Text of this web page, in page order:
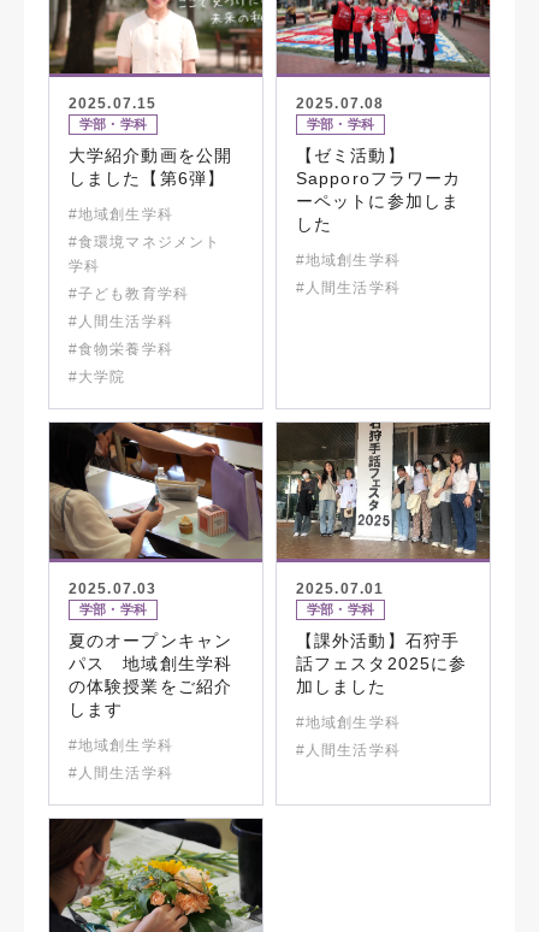
2025.07.15
学部・学科
大学紹介動画を公開
しました【第6弾】
#地域創生学科
#食環境マネジメント
学科
#子ども教育学科
#人間生活学科
#食物栄養学科
#大学院
2025.07.08
学部・学科
【ゼミ活動】
Sapporoフラワーカ
ーペットに参加しま
した
#地域創生学科
#人間生活学科
2025.07.03
学部・学科
夏のオープンキャン
パス 地域創生学科
の体験授業をご紹介
します
#地域創生学科
#人間生活学科
2025.07.01
学部・学科
【課外活動】石狩手
話フェスタ2025に参
加しました
#地域創生学科
#人間生活学科